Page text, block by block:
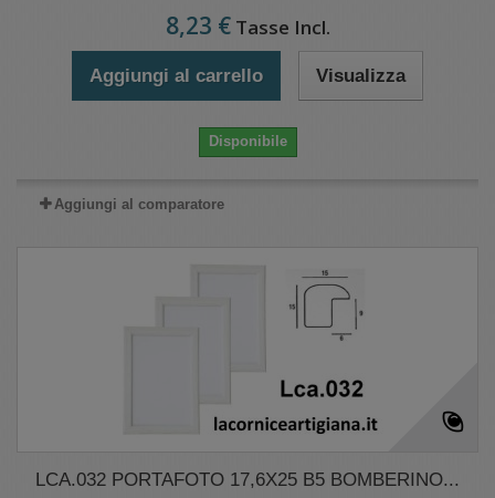
8,23 € Tasse Incl.
Aggiungi al carrello Visualizza
Disponibile
Aggiungi al comparatore
LCA.032 PORTAFOTO 17,6X25 B5 BOMBERINO...